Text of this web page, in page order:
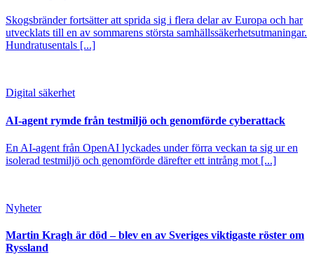
Skogsbränder fortsätter att sprida sig i flera delar av Europa och har
utvecklats till en av sommarens största samhällssäkerhetsutmaningar.
Hundratusentals [...]
Digital säkerhet
AI-agent rymde från testmiljö och genomförde cyberattack
En AI-agent från OpenAI lyckades under förra veckan ta sig ur en
isolerad testmiljö och genomförde därefter ett intrång mot [...]
Nyheter
Martin Kragh är död – blev en av Sveriges viktigaste röster om
Ryssland